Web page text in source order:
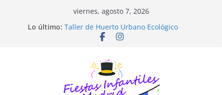
viernes, agosto 7, 2026
Lo último: Taller de Huerto Urbano Ecológico
TALLER FOTOGRAFÍA LA NATURALEZA
Diseño de Moda y Reciclaje de Prendas